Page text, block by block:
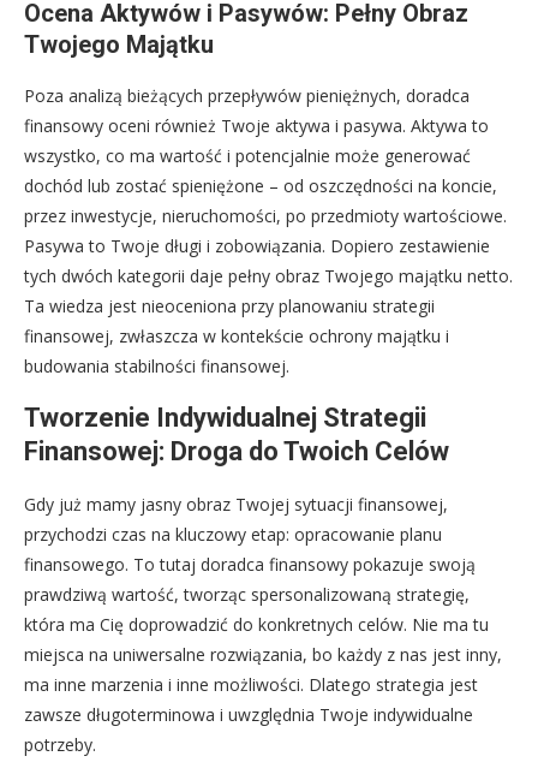
Ocena Aktywów i Pasywów: Pełny Obraz
Twojego Majątku
Poza analizą bieżących przepływów pieniężnych, doradca
finansowy oceni również Twoje aktywa i pasywa. Aktywa to
wszystko, co ma wartość i potencjalnie może generować
dochód lub zostać spieniężone – od oszczędności na koncie,
przez inwestycje, nieruchomości, po przedmioty wartościowe.
Pasywa to Twoje długi i zobowiązania. Dopiero zestawienie
tych dwóch kategorii daje pełny obraz Twojego majątku netto.
Ta wiedza jest nieoceniona przy planowaniu strategii
finansowej, zwłaszcza w kontekście ochrony majątku i
budowania stabilności finansowej.
Tworzenie Indywidualnej Strategii
Finansowej: Droga do Twoich Celów
Gdy już mamy jasny obraz Twojej sytuacji finansowej,
przychodzi czas na kluczowy etap: opracowanie planu
finansowego. To tutaj doradca finansowy pokazuje swoją
prawdziwą wartość, tworząc spersonalizowaną strategię,
która ma Cię doprowadzić do konkretnych celów. Nie ma tu
miejsca na uniwersalne rozwiązania, bo każdy z nas jest inny,
ma inne marzenia i inne możliwości. Dlatego strategia jest
zawsze długoterminowa i uwzględnia Twoje indywidualne
potrzeby.